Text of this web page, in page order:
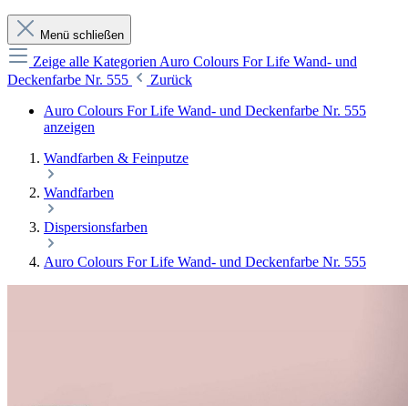
Menü schließen
Zeige alle Kategorien Auro Colours For Life Wand- und
Deckenfarbe Nr. 555
Zurück
Auro Colours For Life Wand- und Deckenfarbe Nr. 555
anzeigen
Wandfarben & Feinputze
Wandfarben
Dispersionsfarben
Auro Colours For Life Wand- und Deckenfarbe Nr. 555